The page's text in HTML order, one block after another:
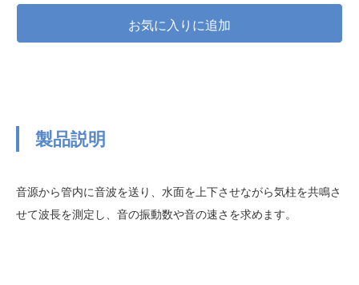
製品説明
音源から管内に音波を送り、水面を上下させながら気柱を共鳴さ
せて波長を測定し、音の振動数や音の速さを求めます。